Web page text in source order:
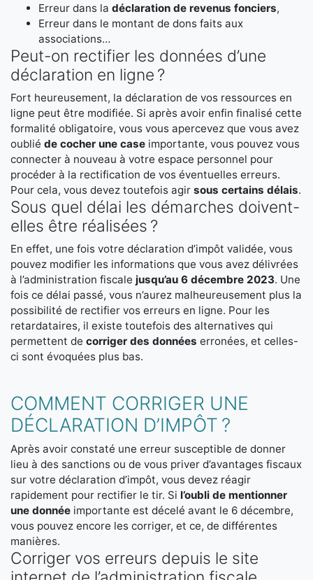
Erreur dans la déclaration de revenus fonciers,
Erreur dans le montant de dons faits aux
associations…
Peut-on rectifier les données d’une
déclaration en ligne ?
Fort heureusement, la déclaration de vos ressources en
ligne peut être modifiée. Si après avoir enfin finalisé cette
formalité obligatoire, vous vous apercevez que vous avez
oublié de cocher une case importante, vous pouvez vous
connecter à nouveau à votre espace personnel pour
procéder à la rectification de vos éventuelles erreurs.
Pour cela, vous devez toutefois agir sous certains délais.
Sous quel délai les démarches doivent-
elles être réalisées ?
En effet, une fois votre déclaration d’impôt validée, vous
pouvez modifier les informations que vous avez délivrées
à l’administration fiscale jusqu’au 6 décembre 2023. Une
fois ce délai passé, vous n’aurez malheureusement plus la
possibilité de rectifier vos erreurs en ligne. Pour les
retardataires, il existe toutefois des alternatives qui
permettent de corriger des données erronées, et celles-
ci sont évoquées plus bas.
COMMENT CORRIGER UNE
DÉCLARATION D’IMPÔT ?
Après avoir constaté une erreur susceptible de donner
lieu à des sanctions ou de vous priver d’avantages fiscaux
sur votre déclaration d’impôt, vous devez réagir
rapidement pour rectifier le tir. Si l’oubli de mentionner
une donnée importante est décelé avant le 6 décembre,
vous pouvez encore les corriger, et ce, de différentes
manières.
Corriger vos erreurs depuis le site